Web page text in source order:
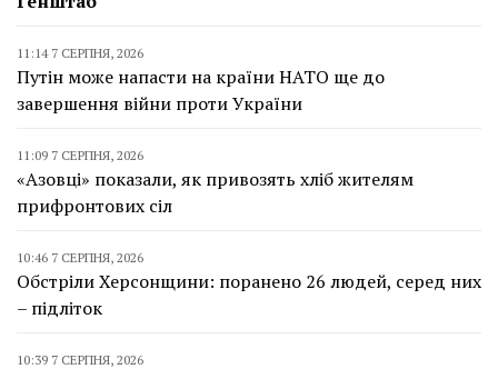
11:14 7 СЕРПНЯ, 2026
Путін може напасти на країни НАТО ще до
завершення війни проти України
11:09 7 СЕРПНЯ, 2026
«Азовці» показали, як привозять хліб жителям
прифронтових сіл
10:46 7 СЕРПНЯ, 2026
Обстріли Херсонщини: поранено 26 людей, серед них
– підліток
10:39 7 СЕРПНЯ, 2026